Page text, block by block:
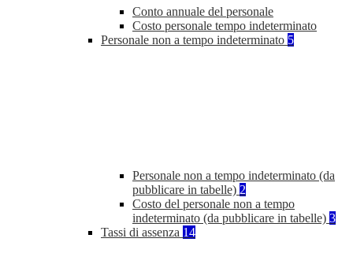
Conto annuale del personale
Costo personale tempo indeterminato
Personale non a tempo indeterminato 5
Personale non a tempo indeterminato (da
pubblicare in tabelle) 2
Costo del personale non a tempo
indeterminato (da pubblicare in tabelle) 3
Tassi di assenza 14